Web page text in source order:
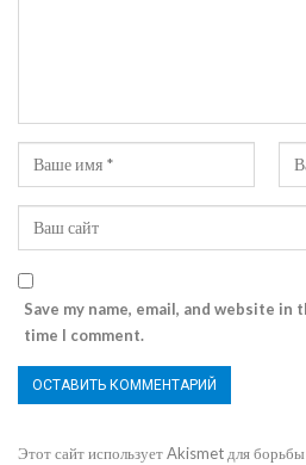
Save my name, email, and website
time I comment.
Этот сайт использует Akismet для